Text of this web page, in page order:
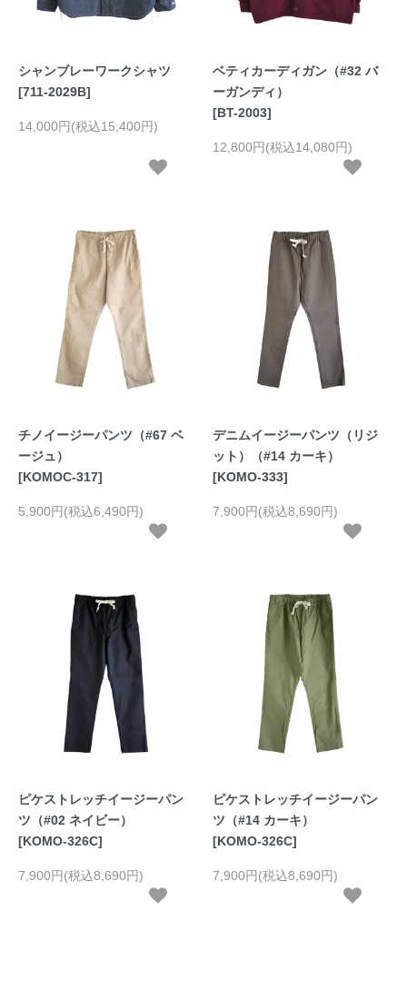
シャンブレーワークシャツ
[711-2029B]
14,000円(税込15,400円)
ベティカーディガン（#32 バ
ーガンディ）
[BT-2003]
12,800円(税込14,080円)
チノイージーパンツ（#67 ベ
ージュ）
[KOMOC-317]
5,900円(税込6,490円)
デニムイージーパンツ（リジ
ット）（#14 カーキ）
[KOMO-333]
7,900円(税込8,690円)
ピケストレッチイージーパン
ツ（#02 ネイビー）
[KOMO-326C]
7,900円(税込8,690円)
ピケストレッチイージーパン
ツ（#14 カーキ）
[KOMO-326C]
7,900円(税込8,690円)